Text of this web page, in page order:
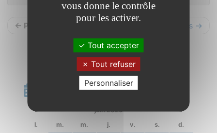
← Précédents Suivants →
Calendrier
« juin 2020
»
l.
m. m. j. v. s.
d.
vous donne le contrôle
pour les activer.
Tout accepter
Tout refuser
Personnaliser